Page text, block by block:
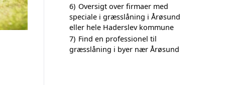
6) Oversigt over firmaer med
speciale i græsslåning i Årøsund
eller hele Haderslev kommune
7) Find en professionel til
græsslåning i byer nær Årøsund